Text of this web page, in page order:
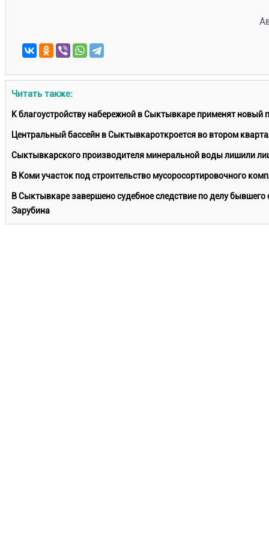
Читать также:
К благоустройству набережной в Сыктывкаре применят новый
Центральный бассейн в Сыктывкароткроется во втором
Сыктывкарского производителя минеральной воды лишили
В Коми участок под строительство мусоросортировочного
В Сыктывкаре завершено судебное следствие по делу
Зарубина